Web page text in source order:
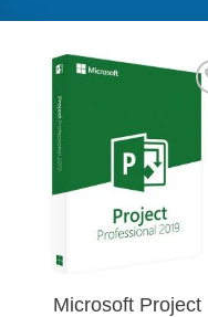
Microsoft Project